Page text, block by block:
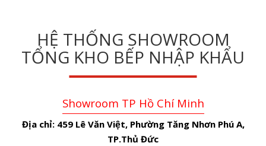
HỆ THỐNG SHOWROOM
TỔNG KHO BẾP NHẬP KHẨU
Showroom TP Hồ Chí Minh
Địa chỉ: 459 Lê Văn Việt, Phường Tăng Nhơn Phú A,
TP.Thủ Đức